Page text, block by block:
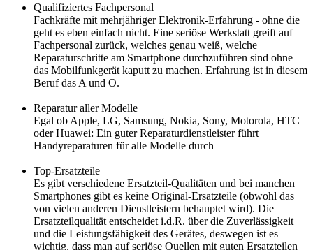
Qualifiziertes Fachpersonal
Fachkräfte mit mehrjähriger Elektronik-Erfahrung - ohne die
geht es eben einfach nicht. Eine seriöse Werkstatt greift auf
Fachpersonal zurück, welches genau weiß, welche
Reparaturschritte am Smartphone durchzuführen sind ohne
das Mobilfunkgerät kaputt zu machen. Erfahrung ist in diesem
Beruf das A und O.
Reparatur aller Modelle
Egal ob Apple, LG, Samsung, Nokia, Sony, Motorola, HTC
oder Huawei: Ein guter Reparaturdienstleister führt
Handyreparaturen für alle Modelle durch
Top-Ersatzteile
Es gibt verschiedene Ersatzteil-Qualitäten und bei manchen
Smartphones gibt es keine Original-Ersatzteile (obwohl das
von vielen anderen Dienstleistern behauptet wird). Die
Ersatzteilqualität entscheidet i.d.R. über die Zuverlässigkeit
und die Leistungsfähigkeit des Gerätes, deswegen ist es
wichtig, dass man auf seriöse Quellen mit guten Ersatzteilen